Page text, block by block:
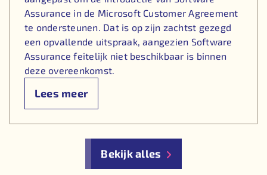
Assurance in de Microsoft Customer Agreement
te ondersteunen. Dat is op zijn zachtst gezegd
een opvallende uitspraak, aangezien Software
Assurance feitelijk niet beschikbaar is binnen
deze overeenkomst.
Lees meer
Bekijk alles